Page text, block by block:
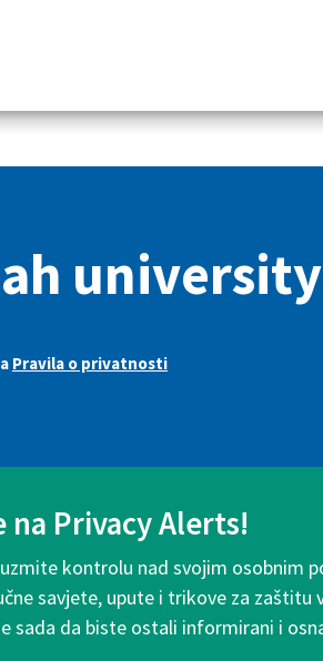
university
Pravila o privatnosti
na Privacy Alerts!
kontrolu nad svojim osobnim
savjete, upute i trikove za zaštitu
sada da biste ostali informirani i